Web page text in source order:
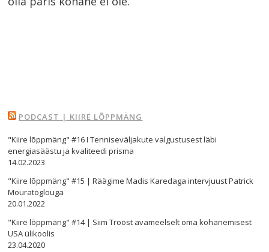
PODCAST | KIIRE LÕPPMÄNG
"Kiire lõppmäng" #16 I Tenniseväljakute valgustusest läbi
energiasäästu ja kvaliteedi prisma
14.02.2023
"Kiire lõppmäng" #15 | Räägime Madis Karedaga intervjuust Patrick
Mouratoglouga
20.01.2022
"Kiire lõppmäng" #14 | Siim Troost avameelselt oma kohanemisest
USA ülikoolis
23.04.2020